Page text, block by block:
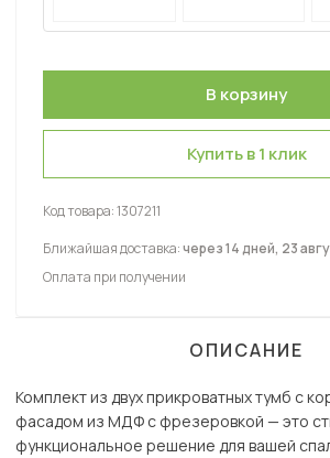
Купить в 1 клик
Код товара:1307211
Ближайшая доставка:через 14 дней, 23
Оплата при получении
ОПИСАНИЕ
Комплект из двух прикроватных тумб с
фасадом из МДФ с фрезеровкой — это
функциональное решение для вашей